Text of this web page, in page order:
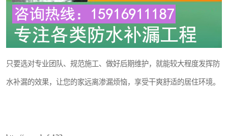
只要选对专业团队、规范施工、做好后期维护，就能较大程度发挥防
水补漏的效果，让您的家远离渗漏烦恼，享受干爽舒适的居住环境。